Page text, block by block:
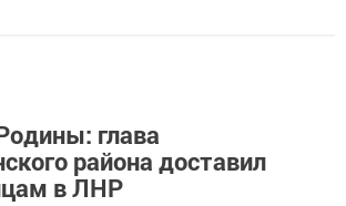
глава
района доставил
в ЛНР